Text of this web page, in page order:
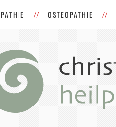
OSTEOPATHIE